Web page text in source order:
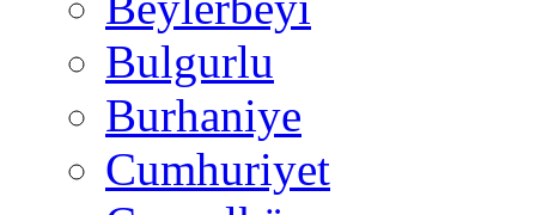
Bulgurlu
Burhaniye
Cumhuriyet